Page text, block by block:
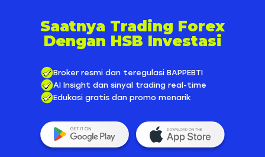
Saatnya Trading Forex
Dengan HSB Investasi
Broker resmi dan teregulasi BAPPEBTI
AI Insight dan sinyal trading real-time
Edukasi gratis dan promo menarik